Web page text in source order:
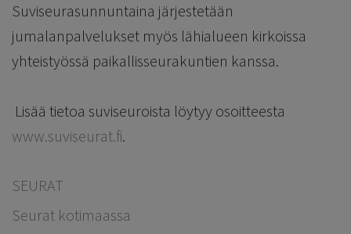
Suviseurasunnuntaina järjestetään
jumalanpalvelukset myös lähialueen kirkoissa
yhteistyössä paikallisseurakuntien kanssa.
Lisää tietoa suviseuroista löytyy osoitteesta
www.suviseurat.fi.
SEURAT
Seurat kotimaassa